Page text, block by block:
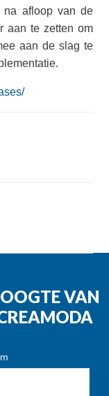
na afloop van de
aan te zetten om
aan de slag te
VAN